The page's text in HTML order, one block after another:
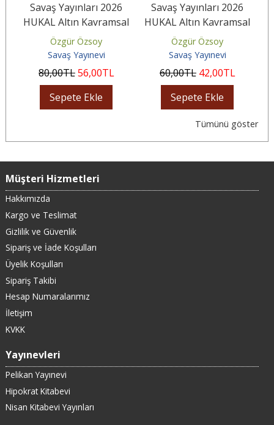
Savaş Yayınları 2026
HUKAL Altın Kavramsal
Vergi Hukuku
Özgür Özsoy
Savaş Yayınevi
80,00TL56,00TL
Sepete Ekle
Savaş Yayınları 2026
HUKAL Altın Kavramsal
Türk Hukuk Tarihi
Özgür Özsoy
Savaş Yayınevi
60,00TL 42,00TL
Sepete Ekle
Tümünü göster
Müşteri Hizmetleri
Hakkımızda
Kargo ve Teslimat
Gizlilik ve Güvenlik
Sipariş ve İade Koşulları
Üyelik Koşulları
Sipariş Takibi
Hesap Numaralarımız
İletişim
KVKK
Yayınevleri
Pelikan Yayınevi
Hipokrat Kitabevi
Nisan Kitabevi Yayınları